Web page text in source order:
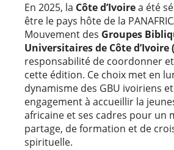
En 2025, la Côte d’Ivoirea été
être le pays hôte de la
Mouvement des Groupes
Universitaires de Côte d’Ivoire
responsabilité de coordonner
cette édition. Ce choix met en
dynamisme des GBU ivoiriens
engagement à accueillir la
africaine et ses cadres pour un
partage, de formation et de
spirituelle.